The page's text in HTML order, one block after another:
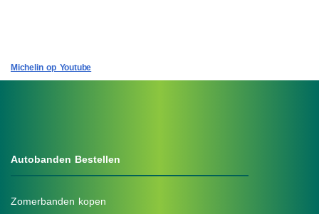
Michelin op Youtube
Autobanden Bestellen
Zomerbanden kopen